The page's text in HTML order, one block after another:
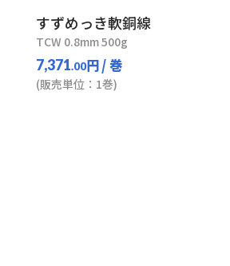
すずめっき軟銅線
TCW 0.8mm 500g
7,371.00円/ 巻
(販売単位：1巻)